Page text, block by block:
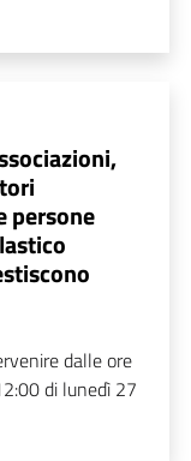
persone
dalle ore
di lunedì 27